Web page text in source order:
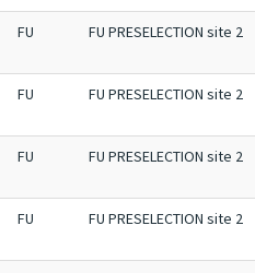
FU FU PRESELECTION site 2
FU FU PRESELECTION site 2
FU FU PRESELECTION site 2
FU FU PRESELECTION site 2